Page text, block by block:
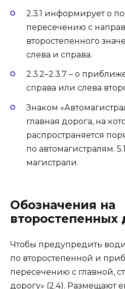
2.3.1 информирует о
пересечению с
второстепенного
слева и справа.
2.3.2–2.3.7 – о
справа или слева
Знаком
главная дорога, на
распространяется
по автомагистралям.
магистрали.
Обозначения на
второстепенных
Чтобы предупредить
по второстепенной и
пересечению с главной,
дорогу» (2.4). Размещают